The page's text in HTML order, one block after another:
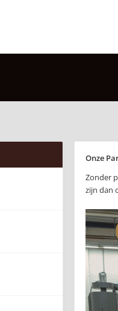
Onze
Zonder
zijn dan